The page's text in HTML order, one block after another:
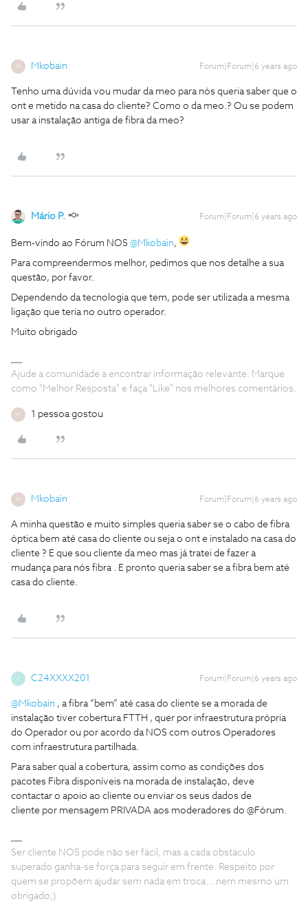
M Mkobain Forum|Forum|6 years ago
Tenho uma dúvida vou mudar da meo para nós queria saber que o
ont e metido na casa do cliente? Como o da meo.? Ou se podem
usar a instalação antiga de fibra da meo?
Mário P. Forum|Forum|6 years ago
Bem-vindo ao Fórum NOS @Mkobain,
Para compreendermos melhor, pedimos que nos detalhe a sua
questão, por favor.
Dependendo da tecnologia que tem, pode ser utilizada a mesma
ligação que teria no outro operador.
Muito obrigado
Ajude a comunidade a encontrar informação relevante. Marque
como "Melhor Resposta" e faça "Like" nos melhores comentários.
M 1 pessoa gostou
M Mkobain Forum|Forum|6 years ago
A minha questão e muito simples queria saber se o cabo de fibra
óptica bem até casa do cliente ou seja o ont e instalado na casa do
cliente ? E que sou cliente da meo mas já tratei de fazer a
mudança para nós fibra . E pronto queria saber se a fibra bem até
casa do cliente.
C C24XXXX201 Forum|Forum|6 years ago
@Mkobain , a fibra “bem” até casa do cliente se a morada de
instalação tiver cobertura FTTH , quer por infraestrutura própria
do Operador ou por acordo da NOS com outros Operadores
com infraestrutura partilhada.
Para saber qual a cobertura, assim como as condições dos
pacotes Fibra disponíveis na morada de instalação, deve
contactar o apoio ao cliente ou enviar os seus dados de
cliente por mensagem PRIVADA aos moderadores do @Fórum.
Ser cliente NOS pode não ser fácil, mas a cada obstáculo
superado ganha-se força para seguir em frente. Respeito por
quem se propõem ajudar sem nada em troca... nem mesmo um
obrigado;)